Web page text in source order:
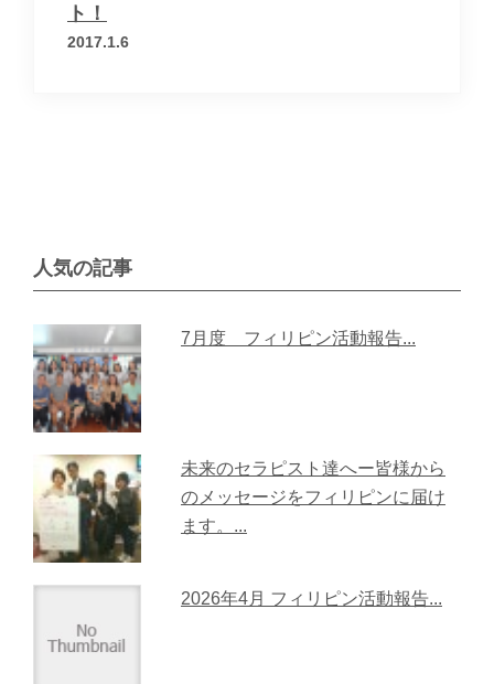
ト！
2017.1.6
人気の記事
7月度 フィリピン活動報告...
未来のセラピスト達へー皆様から
のメッセージをフィリピンに届け
ます。...
2026年4月 フィリピン活動報告...